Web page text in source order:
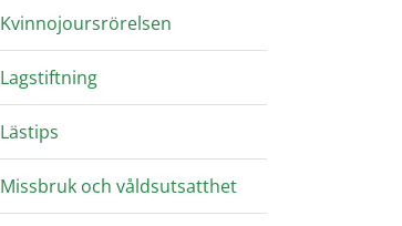
Kvinnojoursrörelsen
Lagstiftning
Lästips
Missbruk och våldsutsatthet